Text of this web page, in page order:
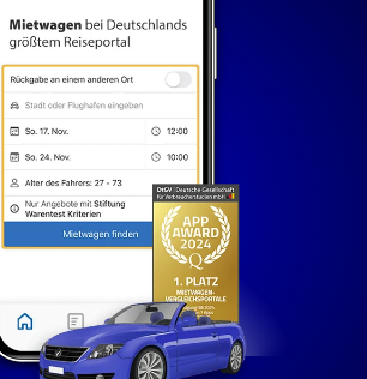
lecker
„geht klar” ermöglichen Sie uns Ihnen
verbessertes Nutzungserlebnis zu
kontinuierlich zu verbessern. So
bei unseren Partnern personalisierte
Angebote anzeigen. Über
Sie Ihre persönlichen Präferenzen
auch nachträglich jederzeit möglich. Mit
notwendige Cookies” werden lediglich
Cookies gespeichert.
Geht klar